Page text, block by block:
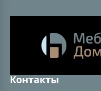
Контакты